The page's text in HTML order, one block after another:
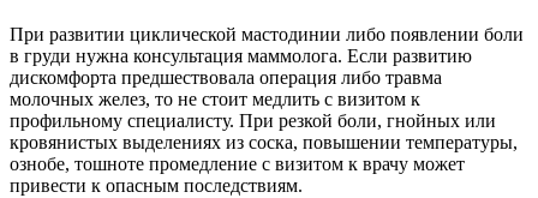
При развитии циклической мастодинии либо появлении боли
в груди нужна консультация маммолога. Если развитию
дискомфорта предшествовала операция либо травма
молочных желез, то не стоит медлить с визитом к
профильному специалисту. При резкой боли, гнойных или
кровянистых выделениях из соска, повышении температуры,
ознобе, тошноте промедление с визитом к врачу может
привести к опасным последствиям.